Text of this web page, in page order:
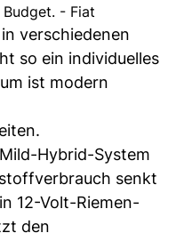
- Fiat
verschiedenen
so ein individuelles
ist modern
Hybrid-System
senkt
12-Volt-Riemen-
den